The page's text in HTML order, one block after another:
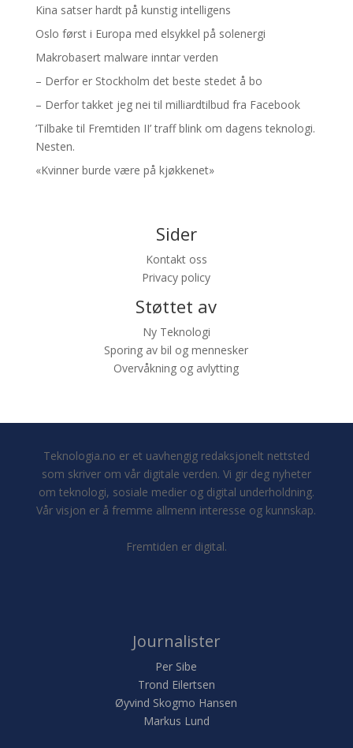
Kina satser hardt på kunstig intelligens
Oslo først i Europa med elsykkel på solenergi
Makrobasert malware inntar verden
– Derfor er Stockholm det beste stedet å bo
– Derfor takket jeg nei til milliardtilbud fra Facebook
’Tilbake til Fremtiden II’ traff blink om dagens teknologi.
Nesten.
«Kvinner burde være på kjøkkenet»
Sider
Kontakt oss
Privacy policy
Støttet av
Ny Teknologi
Sporing av bil og mennesker
Overvåkning og avlytting
Teknologia.no er et uavhengig redaksjonelt nettsted
som skriver om vår digitale verden. Vi gir deg nyheter
om teknologi, sosiale medier og digital underholdning.
Vår visjon er å fremme allmenn interesse og kunnskap.
Fremtiden er digital.
Journalister
Per Sibe
Trond Eilertsen
Øyvind Skogmo Hansen
Markus Lund